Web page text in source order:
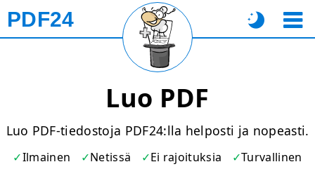
PDF24
Luo PDF
Luo PDF-tiedostoja PDF24:lla helposti ja nopeasti.
Ilmainen Netissä Ei rajoituksia Turvallinen